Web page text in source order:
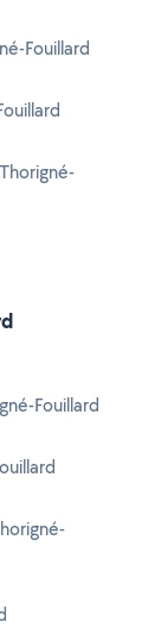
Fouillard
Fouillard